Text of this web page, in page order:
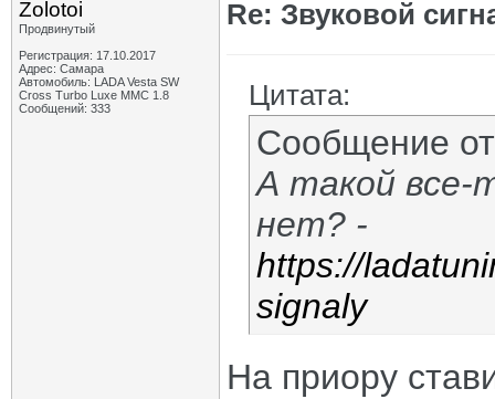
Zolotoi
Продвинутый
Регистрация: 17.10.2017
Адрес: Cамара
Автомобиль: LADA Vesta SW
Сross Turbo Luxe MMC 1.8
Сообщений: 333
Re: Звуковой
Цитата:
Сообщение
А такой все-
нет? -
https://
signaly
На приору